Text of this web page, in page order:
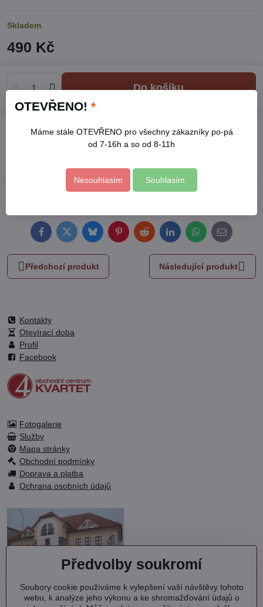
Skladem
490 Kč
Do košíku
404121
FacebookTwitterBlueskyPinterestRedditLinkedInWhatsApp
E-
mail
Předchozí produkt Následující produkt
Kontakty
Otevírací doba
Profil
Facebook
Fotogalerie
Služby
Mapa stránky
Obchodní podmínky
Doprava a platba
Ochrana osobních údajů
OC KVARTET s.r.o.
Debřská 1000
Předvolby soukromí
Soubory cookie používáme k vylepšení vaší návštěvy tohoto
webu, k analýze jeho výkonu a ke shromažďování údajů o
OTEVŘENO! *
Máme stále OTEVŘENO pro všechny zákazníky po-pá
od 7-16h a so od 8-11h
Nesouhlasím Souhlasím